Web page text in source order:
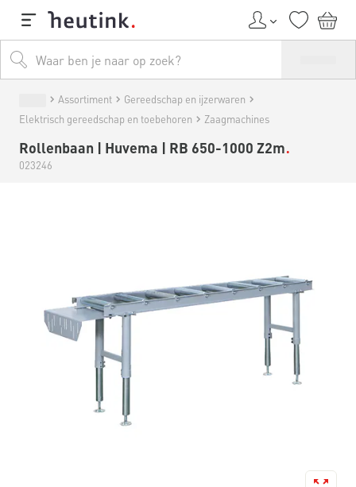
Assortiment
Gereedschap en ijzerwaren
Elektrisch gereedschap en toebehoren
Zaagmachines
Rollenbaan | Huvema | RB 650-1000 Z2m
023246